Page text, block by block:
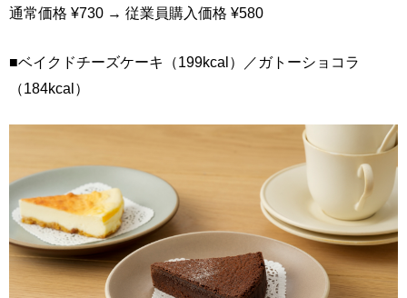
通常価格 ¥730 → 従業員購入価格 ¥580
■ベイクドチーズケーキ（199kcal）／ガトーショコラ
（184kcal）